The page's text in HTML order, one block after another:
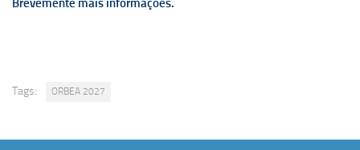
Brevemente mais informações.
Tags: ORBEA 2027